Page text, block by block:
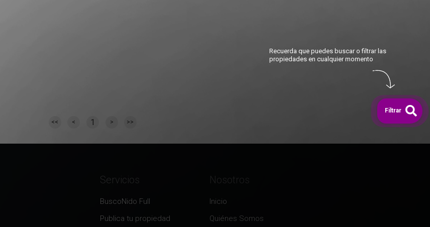
<< < 1 > >>
Servicios
BuscoNido Full
Publica tu propiedad
Nosotros
Inicio
Quiénes Somos
Recuerda que puedes buscar o filtrar las
propiedades en cualquier momento
Filtrar